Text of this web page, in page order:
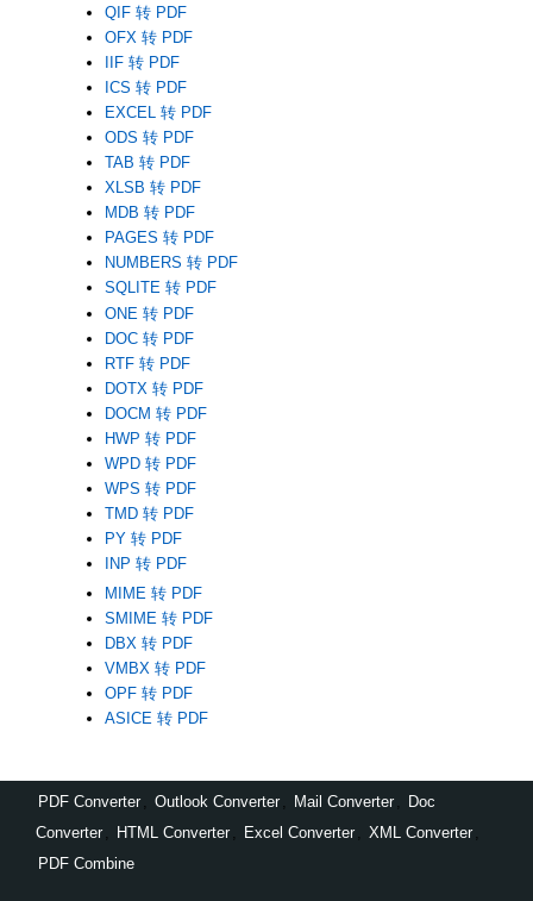
QIF 转 PDF
OFX 转 PDF
IIF 转 PDF
ICS 转 PDF
EXCEL 转 PDF
ODS 转 PDF
TAB 转 PDF
XLSB 转 PDF
MDB 转 PDF
PAGES 转 PDF
NUMBERS 转 PDF
SQLITE 转 PDF
ONE 转 PDF
DOC 转 PDF
RTF 转 PDF
DOTX 转 PDF
DOCM 转 PDF
HWP 转 PDF
WPD 转 PDF
WPS 转 PDF
TMD 转 PDF
PY 转 PDF
INP 转 PDF
MIME 转 PDF
SMIME 转 PDF
DBX 转 PDF
VMBX 转 PDF
OPF 转 PDF
ASICE 转 PDF
PDF Converter Outlook Converter Mail Converter
Doc
Converter
HTML Converter Excel Converter XML Converter
PDF Combine